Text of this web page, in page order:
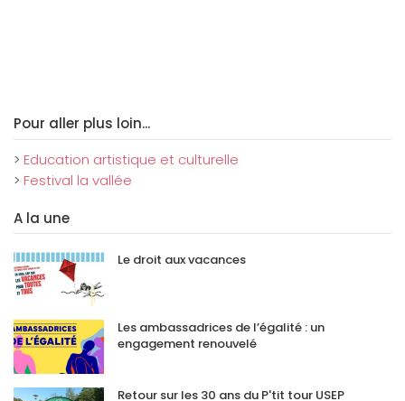
Pour aller plus loin...
> Education artistique et culturelle
> Festival la vallée
A la une
Le droit aux vacances
Les ambassadrices de l’égalité : un
engagement renouvelé
Retour sur les 30 ans du P'tit tour USEP